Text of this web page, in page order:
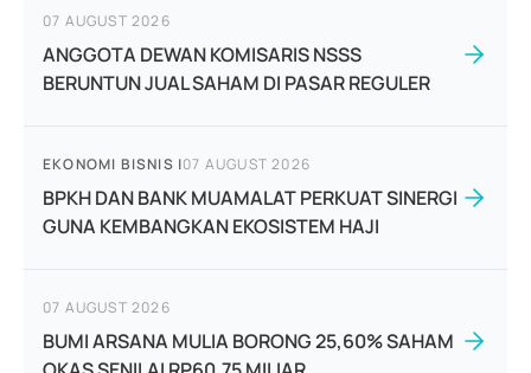
07 AUGUST 2026
ANGGOTA DEWAN KOMISARIS NSSS
BERUNTUN JUAL SAHAM DI PASAR REGULER
EKONOMI BISNIS |07 AUGUST 2026
BPKH DAN BANK MUAMALAT PERKUAT SINERGI
GUNA KEMBANGKAN EKOSISTEM HAJI
07 AUGUST 2026
BUMI ARSANA MULIA BORONG 25,60% SAHAM